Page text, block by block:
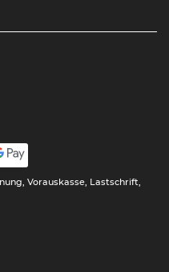
Vorauskasse, Lastschrift,